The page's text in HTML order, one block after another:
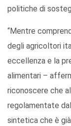
politiche di
“Mentre
degli agricoltori
eccellenza e la
alimentari –
riconoscere che
regolamentate
sintetica che è